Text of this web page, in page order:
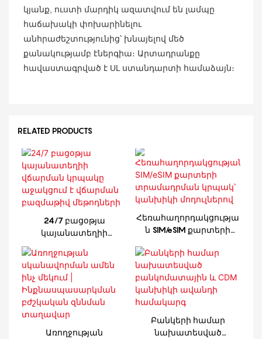
կյանք, ուստի մարդիկ ազատվում են լամպը
հաճախակի փոխարինելու
անհրաժեշտությունից՝ խնայելով մեծ
քանակությամբ էներգիա։ Արտադրանքը
հավաստագրված է UL ստանդարտի համաձայն։
RELATED PRODUCTS
24/7 բացօթյա
կայանատեղիի
աջակցում է վճարման
բազմաթիվ մեթոդների
Հեռահաղորդակցությա
ն SIM/eSIM քարտերի
կանխիկի մոդուլներով
Առողջության
Բանկերի համար
նախատեսված